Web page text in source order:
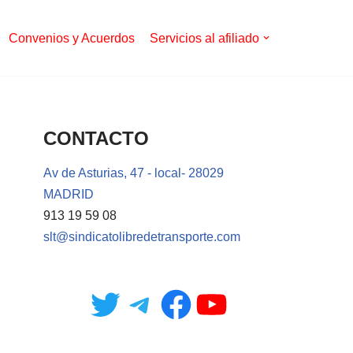
Convenios y Acuerdos Servicios al afiliado
CONTACTO
Av de Asturias, 47 - local- 28029
MADRID
913 19 59 08
slt@sindicatolibredetransporte.com